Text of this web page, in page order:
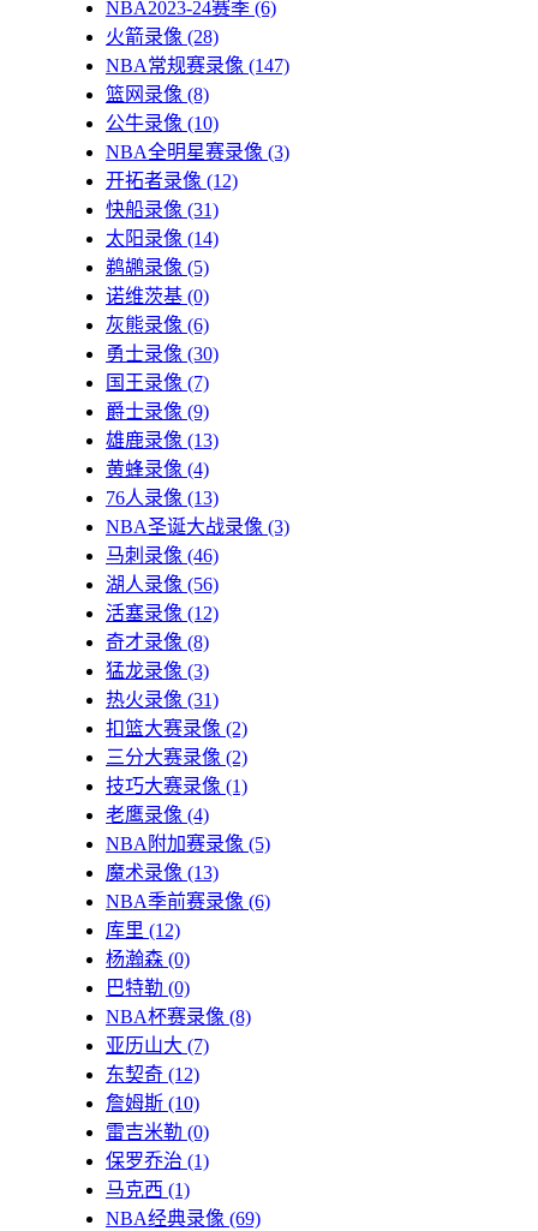
NBA2023-24赛季 (6)
火箭录像 (28)
NBA常规赛录像 (147)
篮网录像 (8)
公牛录像 (10)
NBA全明星赛录像 (3)
开拓者录像 (12)
快船录像 (31)
太阳录像 (14)
鹈鹕录像 (5)
诺维茨基 (0)
灰熊录像 (6)
勇士录像 (30)
国王录像 (7)
爵士录像 (9)
雄鹿录像 (13)
黄蜂录像 (4)
76人录像 (13)
NBA圣诞大战录像 (3)
马刺录像 (46)
湖人录像 (56)
活塞录像 (12)
奇才录像 (8)
猛龙录像 (3)
热火录像 (31)
扣篮大赛录像 (2)
三分大赛录像 (2)
技巧大赛录像 (1)
老鹰录像 (4)
NBA附加赛录像 (5)
魔术录像 (13)
NBA季前赛录像 (6)
库里 (12)
杨瀚森 (0)
巴特勒 (0)
NBA杯赛录像 (8)
亚历山大 (7)
东契奇 (12)
詹姆斯 (10)
雷吉米勒 (0)
保罗乔治 (1)
马克西 (1)
NBA经典录像 (69)